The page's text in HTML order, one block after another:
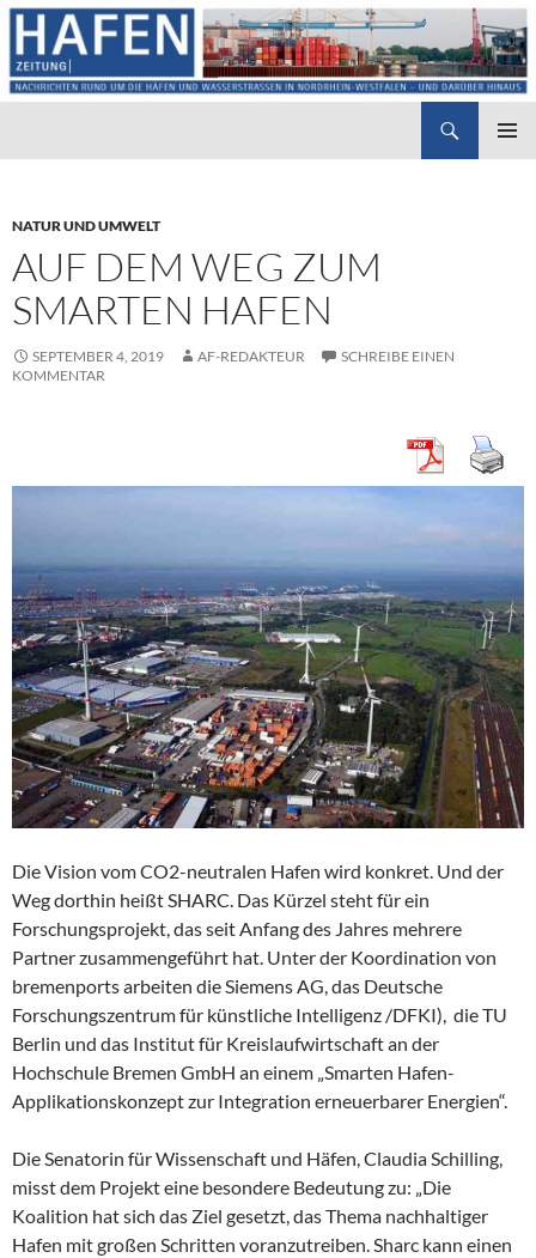
NATUR UND UMWELT
AUF DEM WEG ZUM
SMARTEN HAFEN
SEPTEMBER 4, 2019 AF-REDAKTEUR
SCHREIBE EINEN
KOMMENTAR
Die Vision vom CO2-neutralen Hafen wird konkret. Und der
Weg dorthin heißt SHARC. Das Kürzel steht für ein
Forschungsprojekt, das seit Anfang des Jahres mehrere
Partner zusammengeführt hat. Unter der Koordination von
bremenports arbeiten die Siemens AG, das Deutsche
Forschungszentrum für künstliche Intelligenz /DFKI), die TU
Berlin und das Institut für Kreislaufwirtschaft an der
Hochschule Bremen GmbH an einem „Smarten Hafen-
Applikationskonzept zur Integration erneuerbarer Energien“.
Die Senatorin für Wissenschaft und Häfen, Claudia Schilling,
misst dem Projekt eine besondere Bedeutung zu: „Die
Koalition hat sich das Ziel gesetzt, das Thema nachhaltiger
Hafen mit großen Schritten voranzutreiben. Sharc kann einen